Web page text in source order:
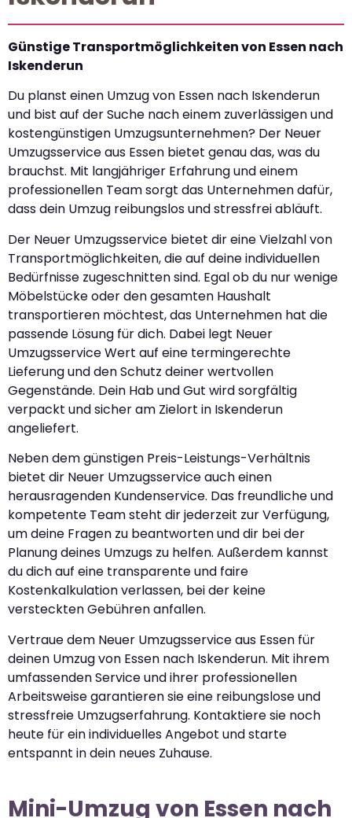
Günstige Transportmöglichkeiten von Essen nach
Iskenderun
Du planst einen Umzug von Essen nach Iskenderun
und bist auf der Suche nach einem zuverlässigen und
kostengünstigen Umzugsunternehmen? Der Neuer
Umzugsservice aus Essen bietet genau das, was du
brauchst. Mit langjähriger Erfahrung und einem
professionellen Team sorgt das Unternehmen dafür,
dass dein Umzug reibungslos und stressfrei abläuft.
Der Neuer Umzugsservice bietet dir eine Vielzahl von
Transportmöglichkeiten, die auf deine individuellen
Bedürfnisse zugeschnitten sind. Egal ob du nur wenige
Möbelstücke oder den gesamten Haushalt
transportieren möchtest, das Unternehmen hat die
passende Lösung für dich. Dabei legt Neuer
Umzugsservice Wert auf eine termingerechte
Lieferung und den Schutz deiner wertvollen
Gegenstände. Dein Hab und Gut wird sorgfältig
verpackt und sicher am Zielort in Iskenderun
angeliefert.
Neben dem günstigen Preis-Leistungs-Verhältnis
bietet dir Neuer Umzugsservice auch einen
herausragenden Kundenservice. Das freundliche und
kompetente Team steht dir jederzeit zur Verfügung,
um deine Fragen zu beantworten und dir bei der
Planung deines Umzugs zu helfen. Außerdem kannst
du dich auf eine transparente und faire
Kostenkalkulation verlassen, bei der keine
versteckten Gebühren anfallen.
Vertraue dem Neuer Umzugsservice aus Essen für
deinen Umzug von Essen nach Iskenderun. Mit ihrem
umfassenden Service und ihrer professionellen
Arbeitsweise garantieren sie eine reibungslose und
stressfreie Umzugserfahrung. Kontaktiere sie noch
heute für ein individuelles Angebot und starte
entspannt in dein neues Zuhause.
Mini-Umzug von Essen nach